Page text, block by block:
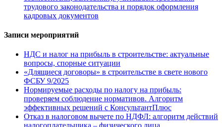
трудового законодательства и порядок оформления
кадровых документов
Записи мероприятий
НДС и налог на прибыль в строительстве: актуальные
вопросы, спорные ситуации
«Длящиеся договоры» в строительстве в свете нового
ФСБУ 9/2025
Нормируемые расходы по налогу на прибыль:
проверяем соблюдение нормативов. Алгоритм
эффективных решений с КонсультантПлюс
Отказ в налоговом вычете по НДФЛ: алгоритм действий